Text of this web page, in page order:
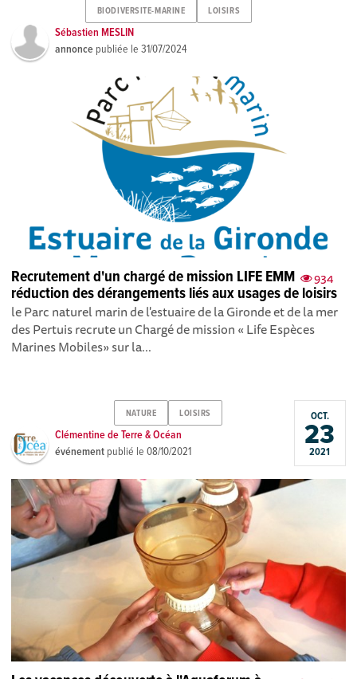
BIODIVERSITE-MARINE LOISIRS
Sébastien MESLIN
annonce publiée le31/07/2024
934
Recrutement d'un chargé de mission LIFE EMM
réduction des dérangements liés aux usages de loisirs
le Parc naturel marin de l'estuaire de la Gironde et de la mer
des Pertuis recrute un Chargé de mission « Life Espèces
Marines Mobiles» sur la...
NATURE LOISIRS
Clémentine de Terre & Océan
événement publié le08/10/2021
OCT.
23
2021